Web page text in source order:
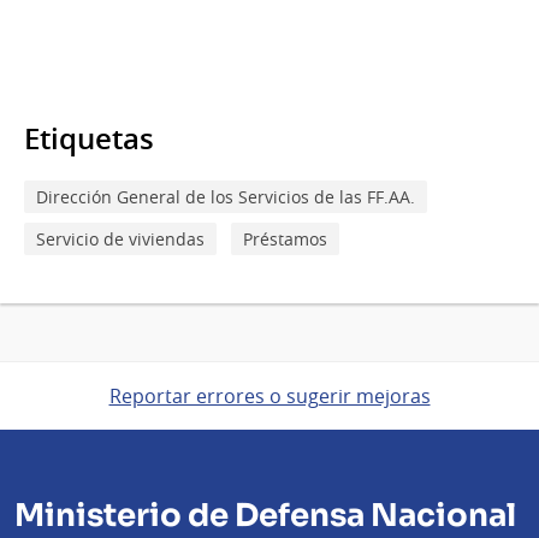
Etiquetas
Dirección General de los Servicios de las FF.AA.
Servicio de viviendas
Préstamos
Reportar errores o sugerir mejoras
Ministerio de Defensa Nacional